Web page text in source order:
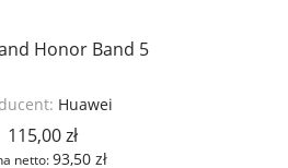
Honor Band 5
Huawei
115,00 zł
netto:93,50 zł